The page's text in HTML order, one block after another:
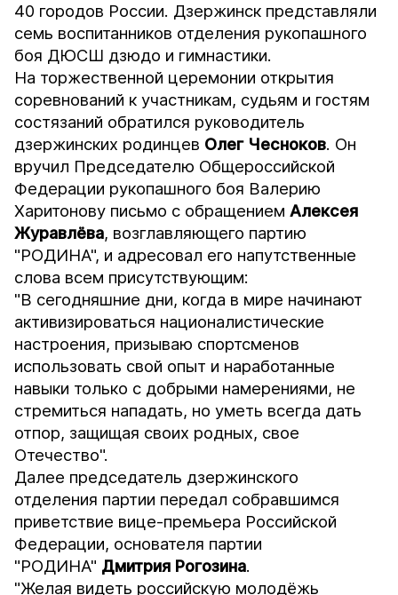
40 городов России. Дзержинск представляли
семь воспитанников отделения рукопашного
боя ДЮСШ дзюдо и гимнастики.
На торжественной церемонии открытия
соревнований к участникам, судьям и гостям
состязаний обратился руководитель
дзержинских родинцев Олег Чесноков. Он
вручил Председателю Общероссийской
Федерации рукопашного боя Валерию
Харитонову письмо с обращениемАлексея
Журавлёва, возглавляющего партию
"РОДИНА", и адресовал его напутственные
слова всем присутствующим:
"В сегодняшние дни, когда в мире начинают
активизироваться националистические
настроения, призываю спортсменов
использовать свой опыт и наработанные
навыки только с добрыми намерениями, не
стремиться нападать, но уметь всегда дать
отпор, защищая своих родных, свое
Отечество".
Далее председатель дзержинского
отделения партии передал собравшимся
приветствие вице-премьера Российской
Федерации, основателя партии
"РОДИНА" Дмитрия Рогозина.
"Желая видеть российскую молодёжь